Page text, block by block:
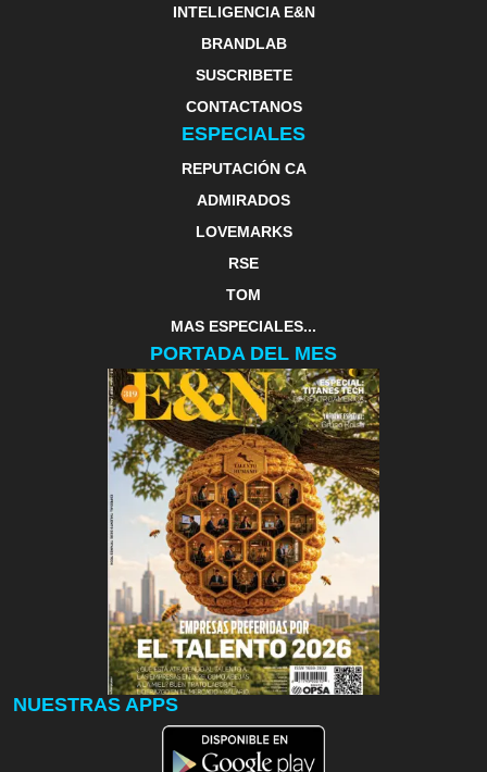
INTELIGENCIA E&N
BRANDLAB
SUSCRIBETE
CONTACTANOS
ESPECIALES
REPUTACIÓN CA
ADMIRADOS
LOVEMARKS
RSE
TOM
MAS ESPECIALES...
PORTADA DEL MES
NUESTRAS APPS